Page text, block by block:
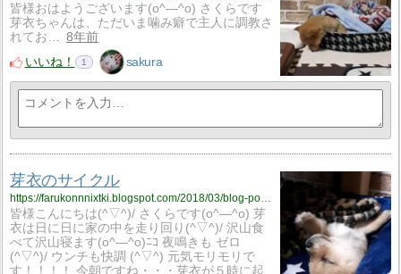
皆様おはようございます(o^―^o) さくらです
芽衣ちゃんは、ただいま噛み癖で主人に調教さ
れてお…
8年前
いいね！
1 sakura
芽衣のサイクル
皆様こんにちは(^▽^)/ さくらです(o^―^o) 芽
衣は日に日に家の中を走り回り(^▽^)/ 沢山食
べて沢山寝ます(o^―^o)ﾆｺ 夜鳴きも ゼロ
(^▽^)/ ウンチも快調 (^▽^) 元気モリモリで
す！！！！ 今朝ですね・・・芽衣が５時に起